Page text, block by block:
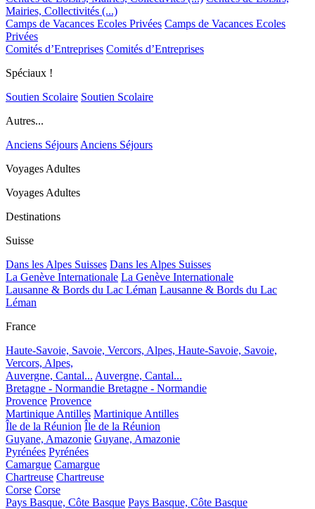
Mairies, Collectivités (...)
Camps de Vacances Ecoles Privées Camps de Vacances Ecoles
Privées
Comités d’Entreprises Comités d’Entreprises
Spéciaux !
Soutien Scolaire Soutien Scolaire
Autres...
Anciens Séjours Anciens Séjours
Voyages Adultes
Voyages Adultes
Destinations
Suisse
Dans les Alpes Suisses Dans les Alpes Suisses
La Genève Internationale La Genève Internationale
Lausanne & Bords du Lac Léman Lausanne & Bords du Lac
Léman
France
Haute-Savoie, Savoie, Vercors, Alpes, Haute-Savoie, Savoie,
Vercors, Alpes,
Auvergne, Cantal... Auvergne, Cantal...
Bretagne - Normandie Bretagne - Normandie
Provence Provence
Martinique Antilles Martinique Antilles
Île de la Réunion Île de la Réunion
Guyane, Amazonie Guyane, Amazonie
Pyrénées Pyrénées
Camargue Camargue
Chartreuse Chartreuse
Corse Corse
Pays Basque, Côte Basque Pays Basque, Côte Basque